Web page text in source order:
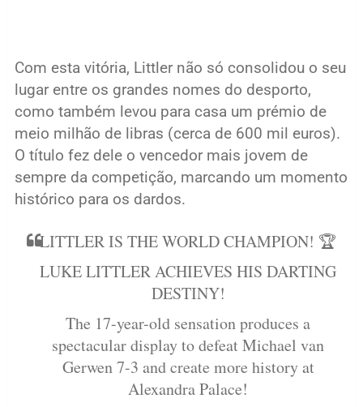
Com esta vitória, Littler não só consolidou o seu
lugar entre os grandes nomes do desporto,
como também levou para casa um prémio de
meio milhão de libras (cerca de 600 mil euros).
O título fez dele o vencedor mais jovem de
sempre da competição, marcando um momento
histórico para os dardos.
LITTLER IS THE WORLD CHAMPION! 🏆
LUKE LITTLER ACHIEVES HIS DARTING
DESTINY!
The 17-year-old sensation produces a
spectacular display to defeat Michael van
Gerwen 7-3 and create more history at
Alexandra Palace!